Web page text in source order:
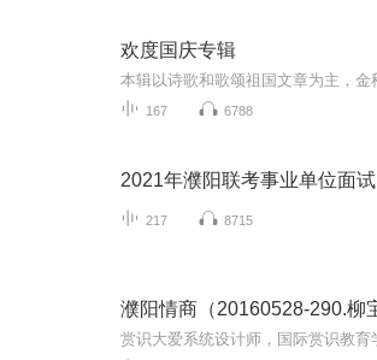
欢度国庆专辑
167 6788
2021年濮阳联考事业单位面试
217 8715
濮阳情商（20160528-290.柳